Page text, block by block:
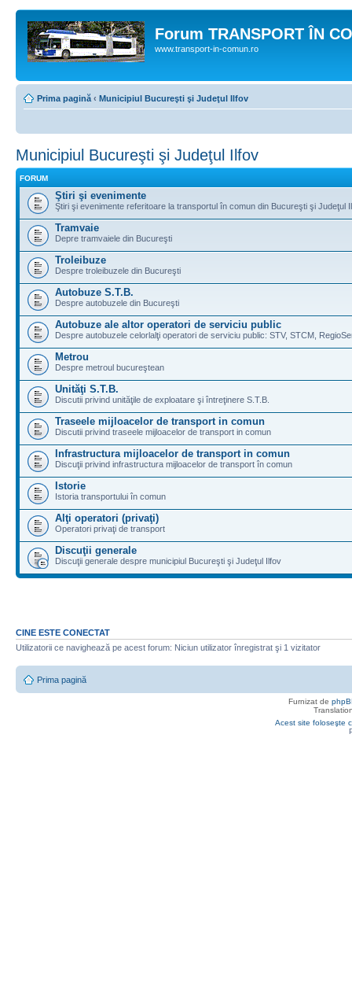
Forum TRANSPORT ÎN
www.transport-in-comun.ro
Prima pagină ‹ Municipiul Bucureşti şi Judeţul Ilfov
Municipiul Bucureşti şi Judeţul Ilfov
FORUM
Ştiri şi evenimente
Ştiri şi evenimente referitoare la transportul în comun din Bucureşti şi Judeţul
Tramvaie
Depre tramvaiele din Bucureşti
Troleibuze
Despre troleibuzele din Bucureşti
Autobuze S.T.B.
Despre autobuzele din Bucureşti
Autobuze ale altor operatori de serviciu public
Despre autobuzele celorlalţi operatori de serviciu public: STV, STCM,
Metrou
Despre metroul bucureştean
Unităţi S.T.B.
Discutii privind unităţile de exploatare şi întreţinere S.T.B.
Traseele mijloacelor de transport in comun
Discutii privind traseele mijloacelor de transport in comun
Infrastructura mijloacelor de transport in comun
Discuţii privind infrastructura mijloacelor de transport în comun
Istorie
Istoria transportului în comun
Alţi operatori (privaţi)
Operatori privaţi de transport
Discuţii generale
Discuţii generale despre municipiul Bucureşti şi Judeţul Ilfov
CINE ESTE CONECTAT
Utilizatorii ce navighează pe acest forum: Niciun utilizator înregistrat şi 1 vizitator
Prima pagină
Furnizat de
Acest site foloseşte